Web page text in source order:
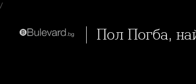
/
Пол Погба,